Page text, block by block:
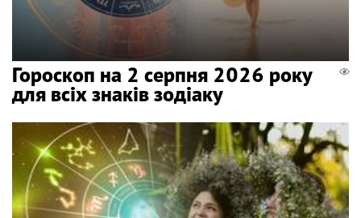
Гороскоп на 2 серпня 2026 року
для всіх знаків зодіаку